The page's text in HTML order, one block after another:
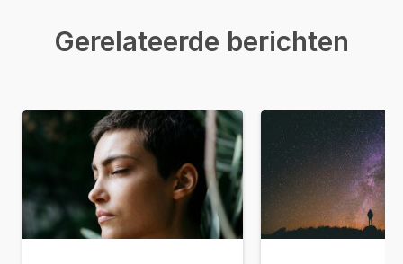
Gerelateerde berichten